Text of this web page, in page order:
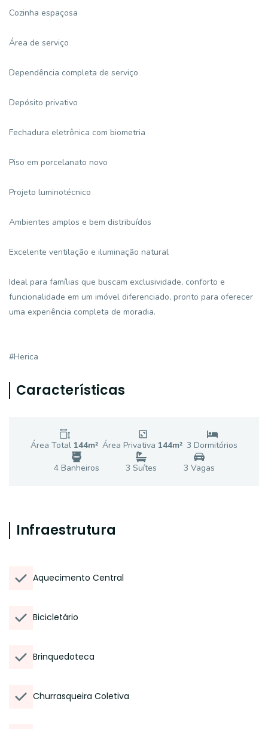
Cozinha espaçosa
Área de serviço
Dependência completa de serviço
Depósito privativo
Fechadura eletrônica com biometria
Piso em porcelanato novo
Projeto luminotécnico
Ambientes amplos e bem distribuídos
Excelente ventilação e iluminação natural
Ideal para famílias que buscam exclusividade, conforto e
funcionalidade em um imóvel diferenciado, pronto para oferecer
uma experiência completa de moradia.
#Herica
Características
Área Total 144m² Área Privativa 144m² 3 Dormitórios
4Banheiros 3 Suítes 3 Vagas
Infraestrutura
Aquecimento Central
Bicicletário
Brinquedoteca
Churrasqueira Coletiva